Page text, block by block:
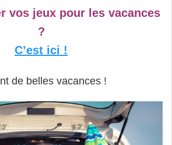
vos jeux pour les vacances
?
C’est ici !
de belles vacances !